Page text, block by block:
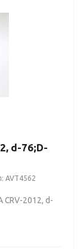
d-76;D-
AVT4562
CRV-2012, d-